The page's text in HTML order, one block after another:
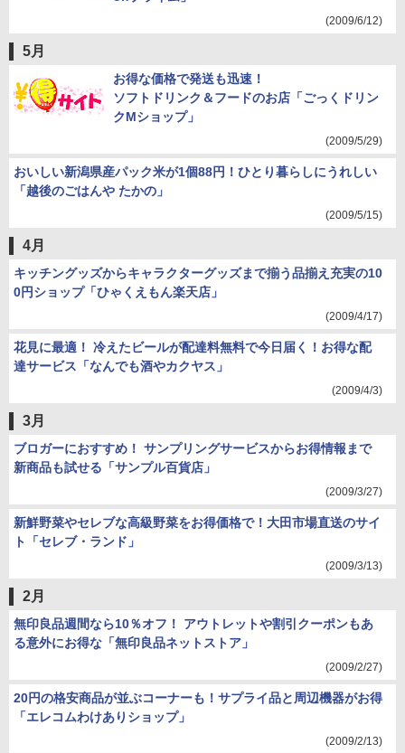
(2009/6/12)
5月
お得な価格で発送も迅速！
ソフトドリンク＆フードのお店「ごっくドリン
クMショップ」
(2009/5/29)
おいしい新潟県産パック米が1個88円！ひとり暮らしにうれしい
「越後のごはんや たかの」
(2009/5/15)
4月
キッチングッズからキャラクターグッズまで揃う品揃え充実の10
0円ショップ「ひゃくえもん楽天店」
(2009/4/17)
花見に最適！ 冷えたビールが配達料無料で今日届く！お得な配
達サービス「なんでも酒やカクヤス」
(2009/4/3)
3月
ブロガーにおすすめ！ サンプリングサービスからお得情報まで
新商品も試せる「サンプル百貨店」
(2009/3/27)
新鮮野菜やセレブな高級野菜をお得価格で！大田市場直送のサイ
ト「セレブ・ランド」
(2009/3/13)
2月
無印良品週間なら10％オフ！ アウトレットや割引クーポンもあ
る意外にお得な「無印良品ネットストア」
(2009/2/27)
20円の格安商品が並ぶコーナーも！サプライ品と周辺機器がお得
「エレコムわけありショップ」
(2009/2/13)